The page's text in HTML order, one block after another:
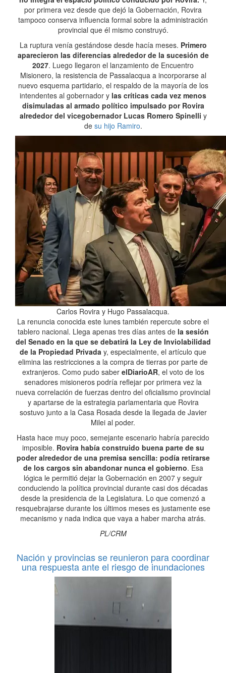
por primera vez desde que dejó la Gobernación, Rovira
tampoco conserva influencia formal sobre la administración
provincial que él mismo construyó.
La ruptura venía gestándose desde hacía meses. Primero
aparecieron las diferencias alrededor de la sucesión de
2027. Luego llegaron el lanzamiento de Encuentro
Misionero, la resistencia de Passalacqua a incorporarse al
nuevo esquema partidario, el respaldo de la mayoría de los
intendentes al gobernador y las críticas cada vez menos
disimuladas al armado político impulsado por Rovira
alrededor del vicegobernador Lucas Romero Spinelli y
de su hijo Ramiro.
Carlos Rovira y Hugo Passalacqua.
La renuncia conocida este lunes también repercute sobre el
tablero nacional. Llega apenas tres días antes de la sesión
del Senado en la que se debatirá la Ley de Inviolabilidad
de la Propiedad Privada y, especialmente, el artículo que
elimina las restricciones a la compra de tierras por parte de
extranjeros. Como pudo saber elDiarioAR, el voto de los
senadores misioneros podría reflejar por primera vez la
nueva correlación de fuerzas dentro del oficialismo provincial
y apartarse de la estrategia parlamentaria que Rovira
sostuvo junto a la Casa Rosada desde la llegada de Javier
Milei al poder.
Hasta hace muy poco, semejante escenario habría parecido
imposible. Rovira había construido buena parte de su
poder alrededor de una premisa sencilla: podía retirarse
de los cargos sin abandonar nunca el gobierno. Esa
lógica le permitió dejar la Gobernación en 2007 y seguir
conduciendo la política provincial durante casi dos décadas
desde la presidencia de la Legislatura. Lo que comenzó a
resquebrajarse durante los últimos meses es justamente ese
mecanismo y nada indica que vaya a haber marcha atrás.
PL/CRM
Nación y provincias se reunieron para coordinar
una respuesta ante el riesgo de inundaciones